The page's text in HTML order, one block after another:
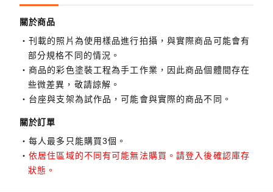
關於商品
刊載的照片為使用樣品進行拍攝，與實際商品可能會有
部分規格不同的情況。
商品的彩色塗裝工程為手工作業，因此商品個體間存在
些微差異，敬請諒解。
台座與支架為試作品，可能會與實際的商品不同。
關於訂單
每人最多只能購買3個。
依居住區域的不同有可能無法購買。請登入後確認庫存
狀態。